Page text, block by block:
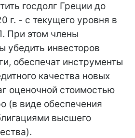
госдолг Греции до
г. - с текущего уровня в
При этом члены
убедить инвесторов
обеспечат инструменты
качества новых
оценочной стоимостью
(в виде обеспечения
высшего